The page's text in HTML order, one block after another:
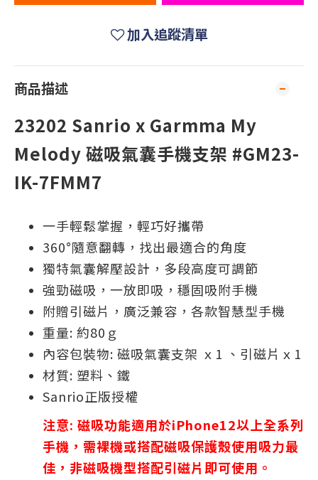
加入追蹤清單
商品描述
23202 Sanrio x Garmma My
Melody 磁吸氣囊手機支架 #GM23-
IK-7FMM7
一手輕鬆掌握，輕巧好攜帶
360°隨意翻轉，找出最適合的角度
獨特氣囊解壓設計，多段高度可調節
強勁磁吸，一放即吸，穩固吸附手機
附贈引磁片，廣泛兼容，各款智慧型手機
重量: 約80ｇ
內容包裝物: 磁吸氣囊支架 ｘ1 、引磁片ｘ1
材質: 塑料、鐵
Sanrio正版授權
注意: 磁吸功能適用於iPhone12以上全系列
手機，需裸機或搭配磁吸保護殼使用吸力最
佳，非磁吸機型搭配引磁片即可使用。